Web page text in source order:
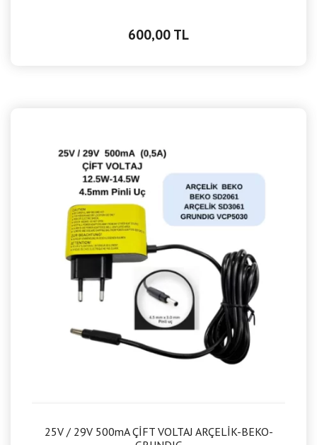
600,00 TL
25V / 29V 500mA ÇİFT VOLTAJ ARÇELİK-BEKO-